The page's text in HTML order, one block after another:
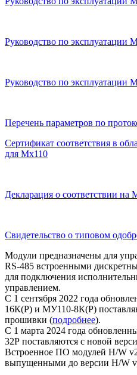
Руководство по эксплуатации
Руководство по эксплуатации
Перечень параметров по
Сертификат соответствия в
для Мх110
Декларация о соответствии на
Свидетельство о типовом
Модули предназначены для
RS-485 встроенными
для подключения
управлением.
С 1 сентября 2022 года
16К(Р) и МУ110-8К(Р)
прошивки (подробнее).
С 1 марта 2024 года
32Р поставляются с новой
Встроенное ПО модулей H/W
выпущенными до версии H/W